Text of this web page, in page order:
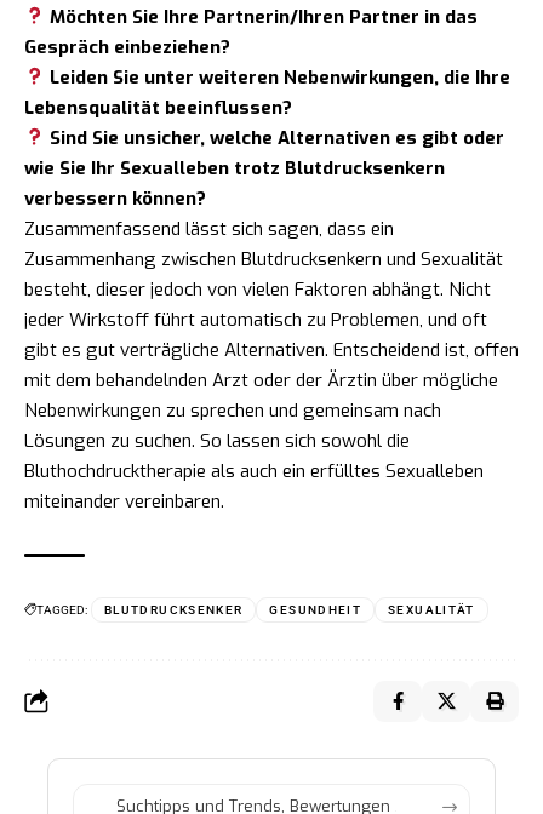
Möchten Sie Ihre Partnerin/Ihren Partner in das
Gespräch einbeziehen?
Leiden Sie unter weiteren Nebenwirkungen, die Ihre
Lebensqualität beeinflussen?
Sind Sie unsicher, welche Alternativen es gibt oder
wie Sie Ihr Sexualleben trotz Blutdrucksenkern
verbessern können?
Zusammenfassend lässt sich sagen, dass ein
Zusammenhang zwischen Blutdrucksenkern und Sexualität
besteht, dieser jedoch von vielen Faktoren abhängt. Nicht
jeder Wirkstoff führt automatisch zu Problemen, und oft
gibt es gut verträgliche Alternativen. Entscheidend ist, offen
mit dem behandelnden Arzt oder der Ärztin über mögliche
Nebenwirkungen zu sprechen und gemeinsam nach
Lösungen zu suchen. So lassen sich sowohl die
Bluthochdrucktherapie als auch ein erfülltes Sexualleben
miteinander vereinbaren.
TAGGED: BLUTDRUCKSENKER GESUNDHEIT SEXUALITÄT